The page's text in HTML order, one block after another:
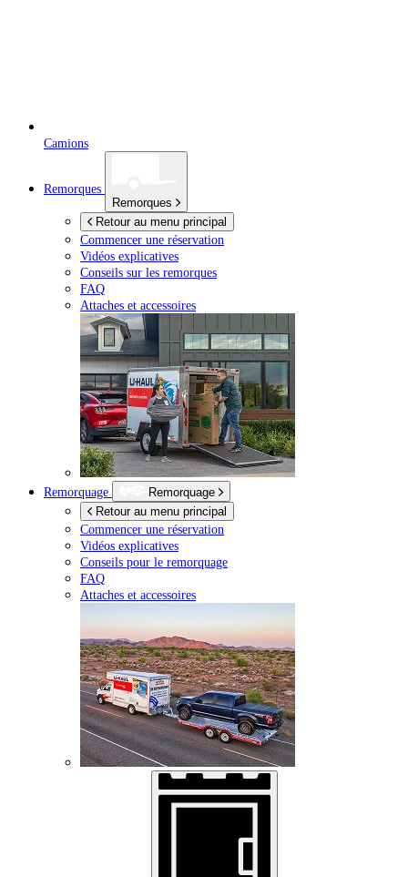
Camions
Remorques
Remorques
Retour au menu principal
Commencer une réservation
Vidéos explicatives
Conseils sur les remorques
FAQ
Attaches et accessoires
Remorquage
Remorquage
Retour au menu principal
Commencer une réservation
Vidéos explicatives
Conseils pour le remorquage
FAQ
Attaches et accessoires